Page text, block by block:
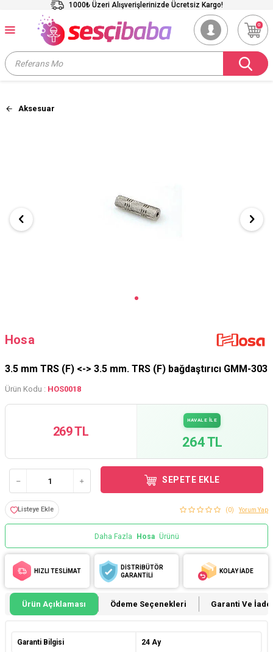
1000₺ Üzeri Alışverişlerinizde Ücretsiz Kargo!
0
Aksesuar
Hosa
3.5 mm TRS (F) <-> 3.5 mm. TRS (F) bağdaştırıcı GMM-303
Ürün Kodu : HOS0018
269 TL
HAVALE İLE
264 TL
SEPETE EKLE
Listeye Ekle (0) Yorum Yap
Daha Fazla Hosa Ürünü
HIZLI TESLİMAT
DİSTRİBÜTÖR
GARANTİLİ
KOLAY İADE
Ürün Açıklaması Ödeme Seçenekleri Garanti Ve İade
Garanti Bilgisi 24 Ay